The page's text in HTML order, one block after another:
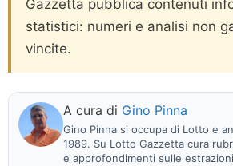
Gazzetta pubblica contenuti
statistici: numeri e analisi non
vincite.
A cura di Gino Pinna
Gino Pinna si occupa di Lotto e
1989. Su Lotto Gazzetta cura
e approfondimenti sulle